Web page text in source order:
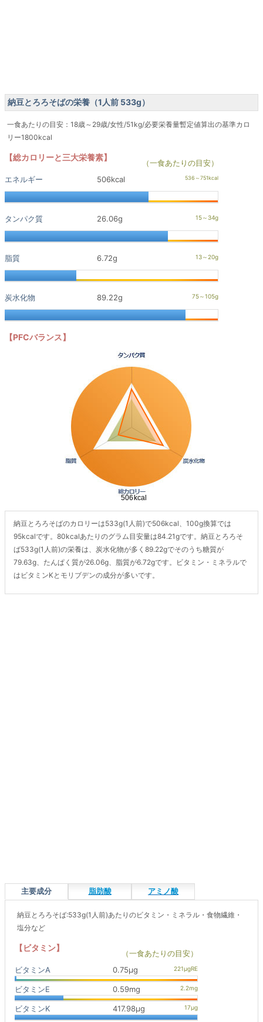
納豆とろろそばの栄養（1人前 533g）
一食あたりの目安：18歳～29歳/女性/51kg/必要栄養量暫定値算出の基準カロ
リー1800kcal
【総カロリーと三大栄養素】
（一食あたりの目安）
エネルギー
506kcal
タンパク質 26.06g
脂質 6.72g
炭水化物 89.22g
【PFCバランス】
納豆とろろそばのカロリーは533g(1人前)で506kcal、100g換算では
95kcalです。80kcalあたりのグラム目安量は84.21gです。納豆とろろそ
ば533g(1人前)の栄養は、炭水化物が多く89.22gでそのうち糖質が
79.63g、たんぱく質が26.06g、脂質が6.72gです。ビタミン・ミネラルで
はビタミンKとモリブデンの成分が多いです。
主要成分 脂肪酸 アミノ酸
納豆とろろそば:533g(1人前)あたりのビタミン・ミネラル・食物繊維・
塩分など
【ビタミン】
（一食あたりの目安）
ビタミンA
0.75μg
ビタミンE 0.59mg
ビタミンK 417.98μg